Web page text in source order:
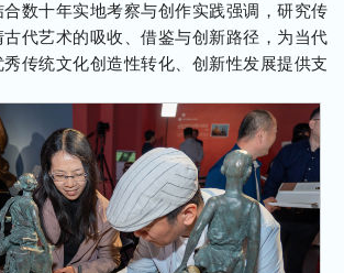
数十年实地考察与创作实践强调，研究传
代艺术的吸收、借鉴与创新路径，为当代
传统文化创造性转化、创新性发展提供支